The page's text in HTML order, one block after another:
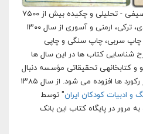
تاکنون اطلاعات كتابشناختی توصيفی - تحليلی و چكيده بيش از ۷۵۰۰
عنوان كتاب به زبان فارسی، كردی، ترکی، ارمنی و آسوری از سال ۱۳۰۰
چاپ سربی، چاپ سنگی و چاپی
شناسایی کتاب ها در اين سال ها
كتابخانهی تحقيقاتی مؤسسه دنبال
شده و به شکل پیوسته بر شمار رکورد ها افزوده می شود. از سال ۱۳۸۵
و ادبیات کودکان ایران" توسط
مرور در پایگاه کتاب این بانک